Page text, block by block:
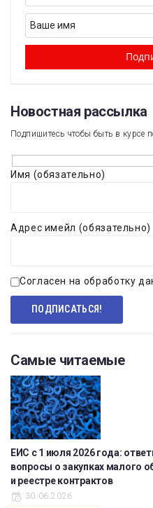
Новостная рассылка​
Подпишитесь чтобы быть в курсе
Имя (обязательно)
Адрес имейл (обязательно)
Согласен на обработку
Самые читаемые
ЕИС с 1 июля 2026 года:
вопросы о закупках малого
и реестре контрактов
30.06.2026